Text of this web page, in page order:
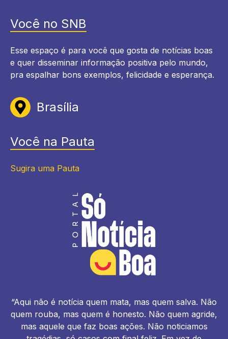
Você no SNB
Esse espaço é para você que gosta de notícias boas
e quer disseminar informação positiva pelo mundo,
pra espalhar bons exemplos, felicidade e esperança.
Brasília
Você na Pauta
Sugira uma Pauta
“Aqui não é notícia quem mata, mas quem salva. Não
quem rouba, mas quem é honesto. Não quem agride,
mas aquele que faz boas ações. Não noticiamos